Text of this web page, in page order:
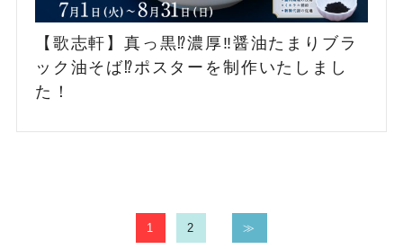
【歌志軒】真っ黒⁉️濃厚‼️醤油たまりブラ
ック油そば⁉️ポスターを制作いたしまし
た！
1 2 ≫